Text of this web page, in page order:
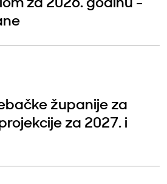
za 2026. godinu -
županije za
za 2027. i